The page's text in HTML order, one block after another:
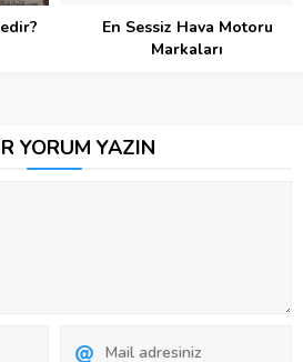
En Sessiz Hava Motoru
Markaları
YORUM YAZIN